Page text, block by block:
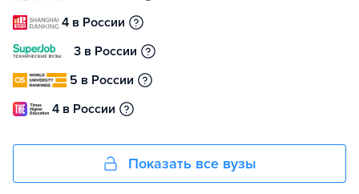
4 в России
3 в России
5 в России
4 в России
Показать все вузы